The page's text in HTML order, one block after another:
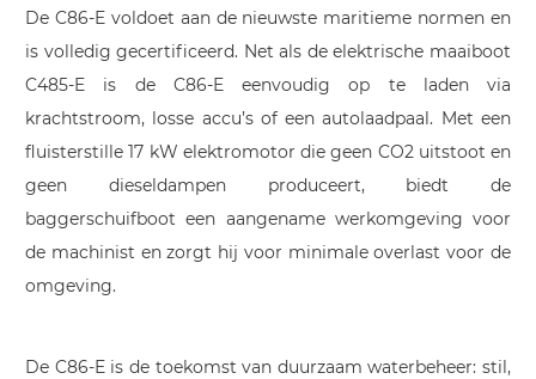
De C86-E voldoet aan de nieuwste maritieme normen en
is volledig gecertificeerd. Net als de elektrische maaiboot
C485-E is de C86-E eenvoudig op te laden via
krachtstroom, losse accu’s of een autolaadpaal. Met een
fluisterstille 17 kW elektromotor die geen CO2 uitstoot en
geen dieseldampen produceert, biedt de
baggerschuifboot een aangename werkomgeving voor
de machinist en zorgt hij voor minimale overlast voor de
omgeving.
De C86-E is de toekomst van duurzaam waterbeheer: stil,